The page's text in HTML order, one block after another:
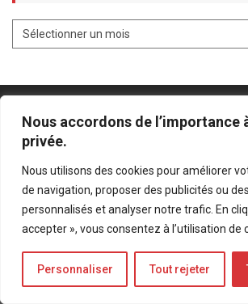
Nous accordons de l’importance
privée.
Nous utilisons des cookies pour améliorer
de navigation, proposer des publicités ou
personnalisés et analyser notre trafic. En
accepter », vous consentez à l’utilisation de
Personnaliser Tout rejeter
Bluesky
LinkedIn
Twitter
© Forces Operations Blog - 2022